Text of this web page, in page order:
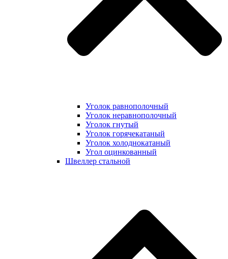
Уголок равнополочный
Уголок неравнополочный
Уголок гнутый
Уголок горячекатаный
Уголок холоднокатаный
Угол оцинкованный
Швеллер стальной